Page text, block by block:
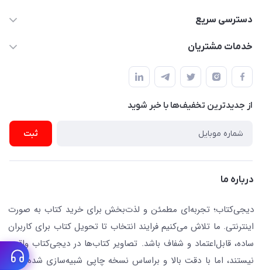
021-66483376
پلیس امنیت .پلاک 150 (🚷 فروش فقط به صورت آنلاین)
دسترسی سریع
کتاب (دسته‌بندی)
ناشران همکار
نویسندگان و مترجمان
جستجو در سایت
کتابیاب
خدمات مشتریان
راهنما
پیگیری سفارشات
رهگیری مرسولات پستی
ارسال تیکت پشتیبانی
از جدید‌ترین تخفیف‌ها با‌ خبر شوید
ثبت
درباره ما
دیجی‌کتاب؛ تجربه‌ای مطمئن و لذت‌بخش برای خرید کتاب به صورت
اینترنتی. ما تلاش می‌کنیم فرایند انتخاب تا تحویل کتاب برای کاربران
ساده، قابل‌اعتماد و شفاف باشد. تصاویر کتاب‌ها در دیجی‌کتاب واقعی
نیستند، اما با دقت بالا و براساس نسخه چاپی شبیه‌سازی شده‌اند تا